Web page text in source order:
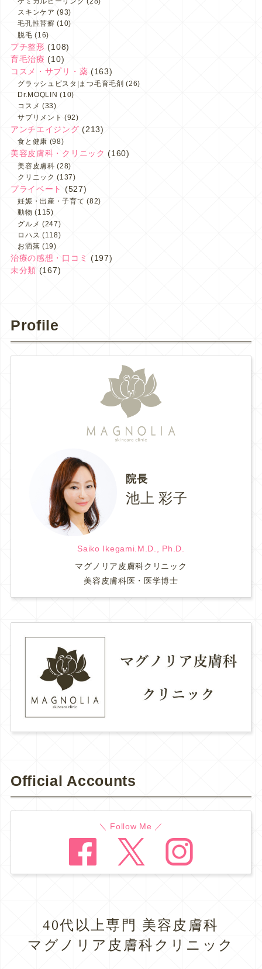
スキンケア (93)
毛孔性苔癬 (10)
脱毛 (16)
プチ整形 (108)
育毛治療 (10)
コスメ・サプリ・薬 (163)
グラッシュビスタ|まつ毛育毛剤 (26)
Dr.MOQLIN (10)
コスメ (33)
サプリメント (92)
アンチエイジング (213)
食と健康 (98)
美容皮膚科・クリニック (160)
美容皮膚科 (28)
クリニック (137)
プライベート (527)
妊娠・出産・子育て (82)
動物 (115)
グルメ (247)
ロハス (118)
お洒落 (19)
治療の感想・口コミ
(197)
未分類 (167)
Profile
院長
池上 彩子
Saiko Ikegami.M.D., Ph.D.
マグノリア皮膚科クリニック
美容皮膚科医・医学博士
Official Accounts
＼ Follow Me ／
40代以上専門 美容皮膚科
マグノリア皮膚科クリニック